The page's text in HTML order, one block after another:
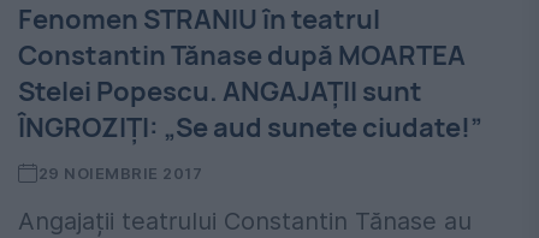
Fenomen STRANIU în teatrul
Constantin Tănase după MOARTEA
Stelei Popescu. ANGAJAȚII sunt
ÎNGROZIȚI: „Se aud sunete ciudate!”
29 NOIEMBRIE 2017
Angajații teatrului Constantin Tănase au